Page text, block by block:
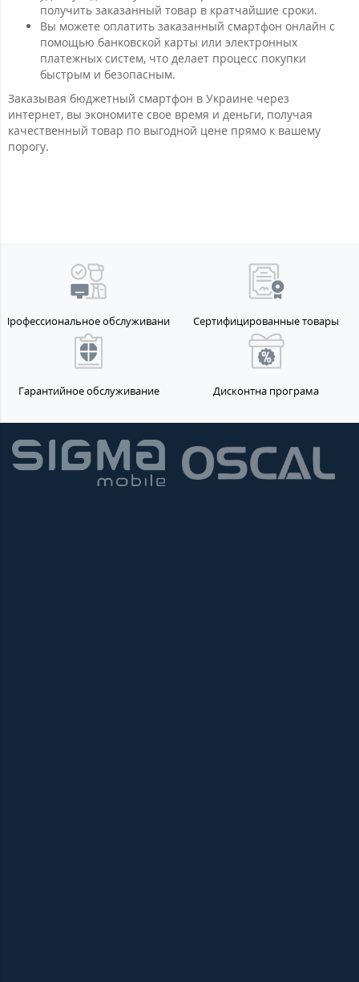
получить заказанный товар в кратчайшие сроки.
Вы можете оплатить заказанный смартфон онлайн с
помощью банковской карты или электронных
платежных систем, что делает процесс покупки
быстрым и безопасным.
Заказывая бюджетный смартфон в Украине через
интернет, вы экономите свое время и деньги, получая
качественный товар по выгодной цене прямо к вашему
порогу.
Профессиональное обслуживание Сертифицированные товары
Гарантийное обслуживание Дисконтна програма